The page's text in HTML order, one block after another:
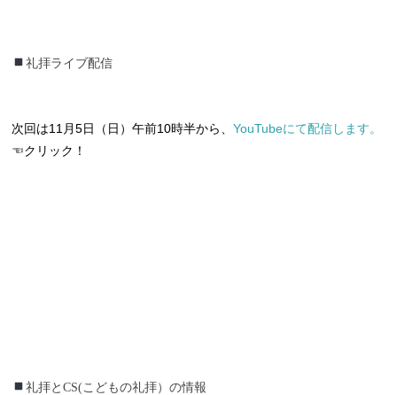
礼拝ライブ配信
次回は11月5日（日）午前10時半から、YouTubeにて配信します。
☜クリック！
礼拝とCS(こどもの礼拝）の情報